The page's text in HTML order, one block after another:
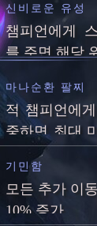
신비로운 유성
챔피언에게
를 주면 해당
마나순환 팔찌
적 챔피언에
중하면 최대
적으로 25만
다. (최대 마나
대 마나량
면 5초마다
기민함
모든 추가 이
10% 증가